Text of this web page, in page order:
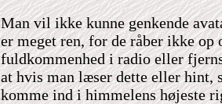
Man vil ikke kunne genkende
er meget ren, for de råber ikke op
fuldkommenhed i radio eller
at hvis man læser dette eller hint,
komme ind i himmelens højeste